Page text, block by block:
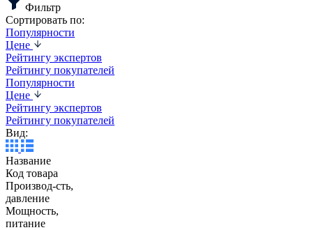
Фильтр
Сортировать по:
Популярности
Цене
Рейтингу экспертов
Рейтингу покупателей
Популярности
Цене
Рейтингу экспертов
Рейтингу покупателей
Вид:
Название
Код товара
Производ-сть,
давление
Мощность,
питание